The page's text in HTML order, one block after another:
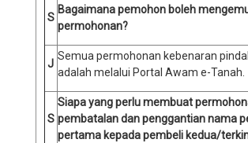
S
Bagaimana pemohon boleh
permohonan?
J
Semua permohonan kebenaran
adalah melalui Portal Awam e-Tanah.
S
Siapa yang perlu membuat
pembatalan dan penggantian nama
pertama kepada pembeli kedua/